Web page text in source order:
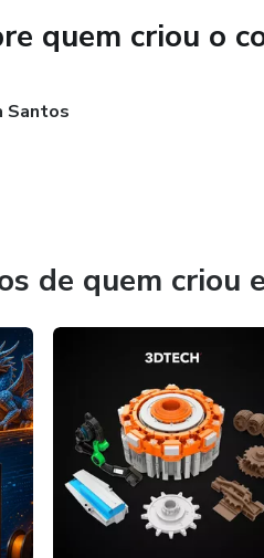
quem criou o
Santos
de quem criou